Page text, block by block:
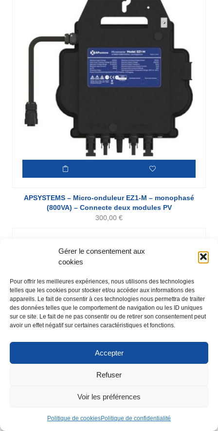
Gérer le consentement aux
cookies
Pour offrir les meilleures expériences, nous utilisons des technologies
telles que les cookies pour stocker et/ou accéder aux informations des
appareils. Le fait de consentir à ces technologies nous permettra de traiter
des données telles que le comportement de navigation ou les ID uniques
sur ce site. Le fait de ne pas consentir ou de retirer son consentement peut
avoir un effet négatif sur certaines caractéristiques et fonctions.
Accepter
Refuser
Voir les préférences
Politique de cookiesPolitique de confidentialité
APSYSTEMS – Micro-onduleur EZ1-M – monophasé
(800VA) – Connecte deux modules PV
300,00 €